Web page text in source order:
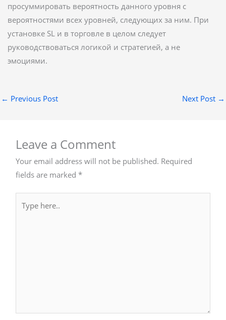
просуммировать вероятность данного уровня с
вероятностями всех уровней, следующих за ним. При
установке SL и в торговле в целом следует
руководствоваться логикой и стратегией, а не
эмоциями.
← Previous Post Next Post →
Leave a Comment
Your email address will not be published. Required
fields are marked*
here..